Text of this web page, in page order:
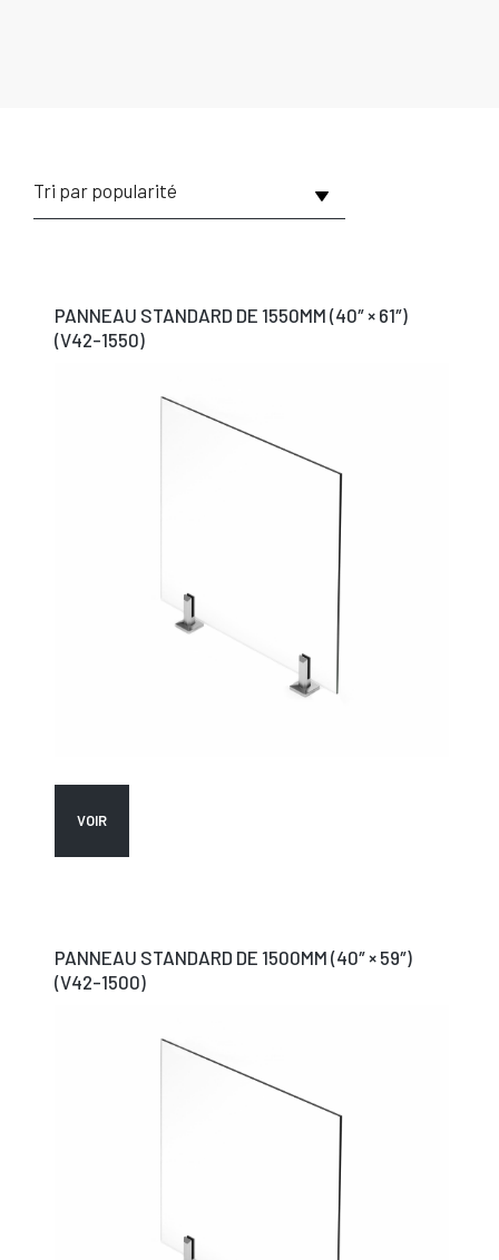
PANNEAU STANDARD DE 1550MM (40″ × 61″)
(V42-1550)
VOIR
PANNEAU STANDARD DE 1500MM (40″ × 59″)
(V42-1500)